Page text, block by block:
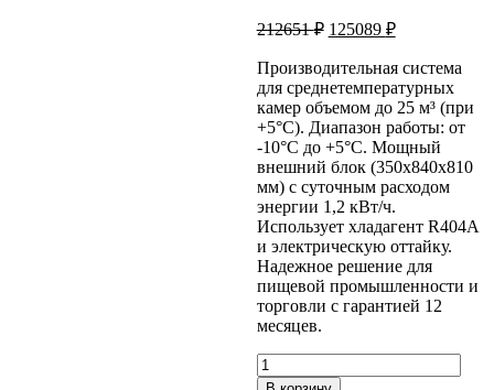
212651₽ Первоначальная
составляла
212651 ₽.
125089 ₽Текущая
125089 ₽.
Производительная система
для среднетемпературных
камер объемом до 25 м³ (при
+5°C). Диапазон работы: от
-10°C до +5°C. Мощный
внешний блок (350x840x810
мм) с суточным расходом
энергии 1,2 кВт/ч.
Использует хладагент R404A
и электрическую оттайку.
Надежное решение для
пищевой промышленности и
торговли с гарантией 12
месяцев.
Количество
товара